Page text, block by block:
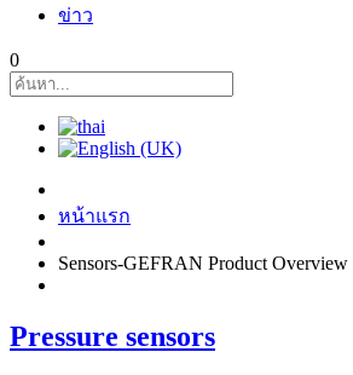
ข่าว
0
หน้าแรก
Sensors-GEFRAN Product Overview
Pressure sensors